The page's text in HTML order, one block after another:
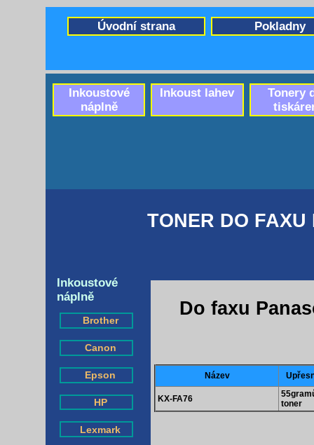
TONER DO
Do faxu
Inkoustové
náplně
Brother
Canon
Epson
HP
Lexmark
Název
KX-FA76
toner
Pokladny
Úvodní strana
Tonery
Inkoust lahev
Inkoustové
náplně